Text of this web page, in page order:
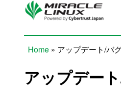
Skip to main content
Home » アップデート/バ
アップデー